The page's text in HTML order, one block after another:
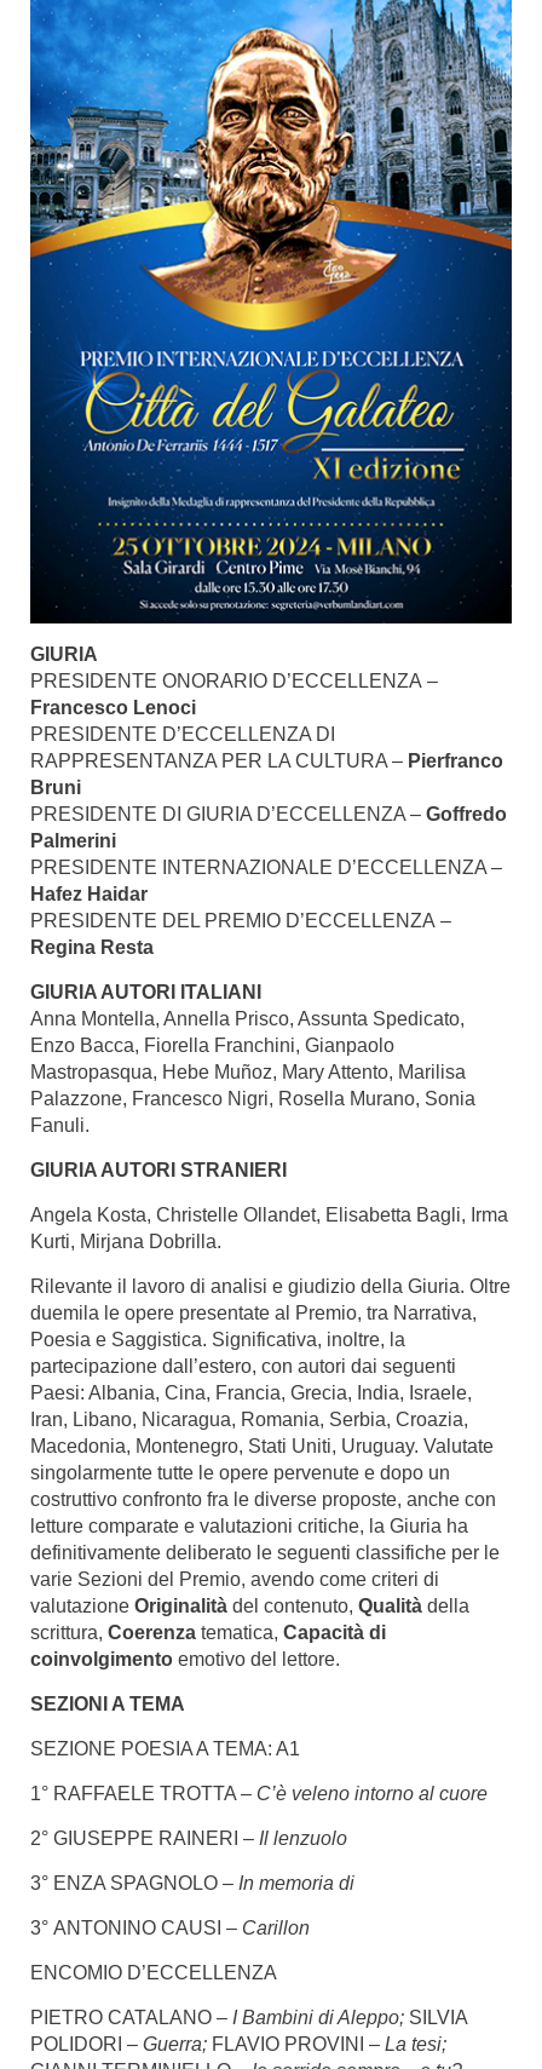
GIURIA
PRESIDENTE ONORARIO D’ECCELLENZA –
Francesco Lenoci
PRESIDENTE D’ECCELLENZA DI
RAPPRESENTANZA PER LA CULTURA – Pierfranco
Bruni
PRESIDENTE DI GIURIA D’ECCELLENZA – Goffredo
Palmerini
PRESIDENTE INTERNAZIONALE D’ECCELLENZA –
Hafez Haidar
PRESIDENTE DEL PREMIO D’ECCELLENZA –
Regina Resta
GIURIA AUTORI ITALIANI
Anna Montella, Annella Prisco, Assunta Spedicato,
Enzo Bacca, Fiorella Franchini, Gianpaolo
Mastropasqua, Hebe Muñoz, Mary Attento, Marilisa
Palazzone, Francesco Nigri, Rosella Murano, Sonia
Fanuli.
GIURIA AUTORI STRANIERI
Angela Kosta, Christelle Ollandet, Elisabetta Bagli, Irma
Kurti, Mirjana Dobrilla.
Rilevante il lavoro di analisi e giudizio della Giuria. Oltre
duemila le opere presentate al Premio, tra Narrativa,
Poesia e Saggistica. Significativa, inoltre, la
partecipazione dall’estero, con autori dai seguenti
Paesi: Albania, Cina, Francia, Grecia, India, Israele,
Iran, Libano, Nicaragua, Romania, Serbia, Croazia,
Macedonia, Montenegro, Stati Uniti, Uruguay. Valutate
singolarmente tutte le opere pervenute e dopo un
costruttivo confronto fra le diverse proposte, anche con
letture comparate e valutazioni critiche, la Giuria ha
definitivamente deliberato le seguenti classifiche per le
varie Sezioni del Premio, avendo come criteri di
valutazione Originalità del contenuto, Qualità della
scrittura, Coerenza tematica, Capacità di
coinvolgimento emotivo del lettore.
SEZIONI A TEMA
SEZIONE POESIA A TEMA: A1
1° RAFFAELE TROTTA – C’è veleno intorno al cuore
2° GIUSEPPE RAINERI – Il lenzuolo
3° ENZA SPAGNOLO – In memoria di
3° ANTONINO CAUSI – Carillon
ENCOMIO D’ECCELLENZA
PIETRO CATALANO – I Bambini di Aleppo; SILVIA
POLIDORI – Guerra; FLAVIO PROVINI – La tesi;